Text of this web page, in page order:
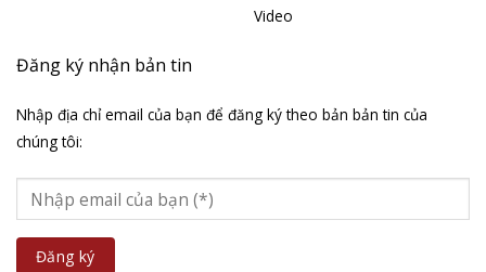
Video
Đăng ký nhận bản tin
Nhập địa chỉ email của bạn để đăng ký theo bản bản tin của
chúng tôi: